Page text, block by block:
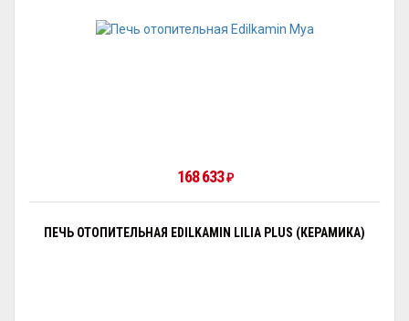
168 633 ₽
ПЕЧЬ ОТОПИТЕЛЬНАЯ EDILKAMIN LILIA PLUS (КЕРАМИКА)